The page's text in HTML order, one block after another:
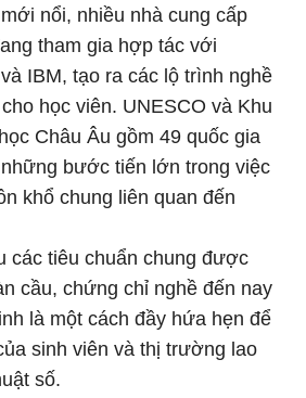
nổi, nhiều nhà cung cấp
tham gia hợp tác với
IBM, tạo ra các lộ trình nghề
học viên. UNESCO và Khu
Châu Âu gồm 49 quốc gia
bước tiến lớn trong việc
khổ chung liên quan đến
các tiêu chuẩn chung được
cầu, chứng chỉ nghề đến nay
là một cách đầy hứa hẹn để
sinh viên và thị trường lao
số.